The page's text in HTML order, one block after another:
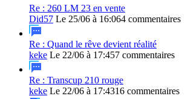
Re : 260 LM 23 en vente
Did57 Le 25/06 à 16:064 commentaires
Re : Quand le rêve devient réalité
keke Le 22/06 à 17:457 commentaires
Re : Transcup 210 rouge
keke Le 22/06 à 17:4316 commentaires